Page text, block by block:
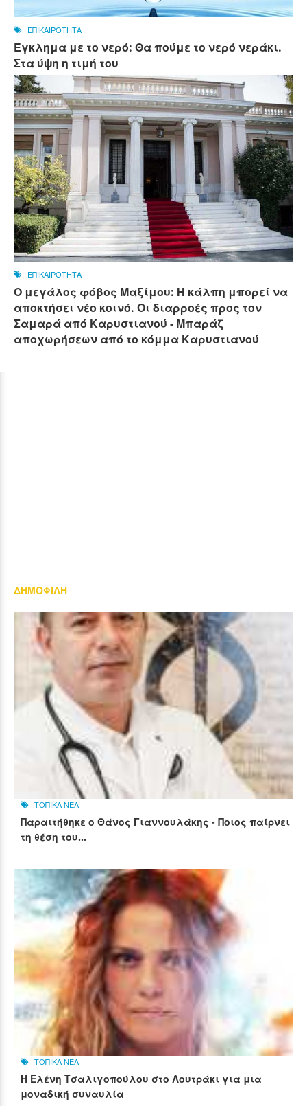
ΕΠΙΚΑΙΡΟΤΗΤΑ
Εγκλημα με το νερό: Θα πούμε το νερό νεράκι.
Στα ύψη η τιμή του
ΕΠΙΚΑΙΡΟΤΗΤΑ
Ο μεγάλος φόβος Μαξίμου: Η κάλπη μπορεί να
αποκτήσει νέο κοινό. Οι διαρροές προς τον
Σαμαρά από Καρυστιανού - Μπαράζ
αποχωρήσεων από το κόμμα Καρυστιανού
ΔΗΜΟΦΙΛΗ
ΤΟΠΙΚΑ ΝΕΑ
Παραιτήθηκε ο Θάνος Γιαννουλάκης - Ποιος παίρνει
τη θέση του...
ΤΟΠΙΚΑ ΝΕΑ
Η Ελένη Τσαλιγοπούλου στο Λουτράκι για μια
μοναδική συναυλία